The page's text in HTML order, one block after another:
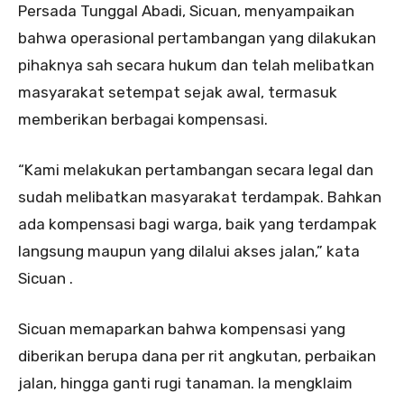
Persada Tunggal Abadi, Sicuan, menyampaikan
bahwa operasional pertambangan yang dilakukan
pihaknya sah secara hukum dan telah melibatkan
masyarakat setempat sejak awal, termasuk
memberikan berbagai kompensasi.
“Kami melakukan pertambangan secara legal dan
sudah melibatkan masyarakat terdampak. Bahkan
ada kompensasi bagi warga, baik yang terdampak
langsung maupun yang dilalui akses jalan,” kata
Sicuan .
Sicuan memaparkan bahwa kompensasi yang
diberikan berupa dana per rit angkutan, perbaikan
jalan, hingga ganti rugi tanaman. Ia mengklaim